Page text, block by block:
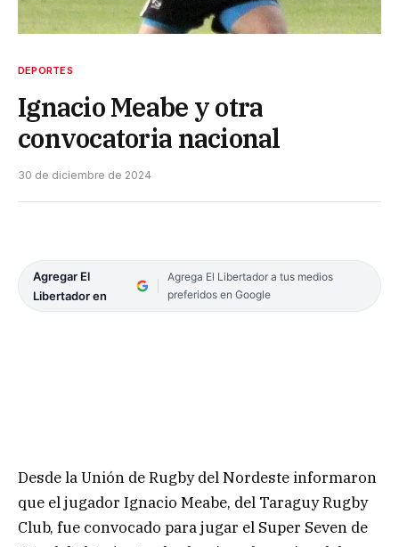
DEPORTES
Ignacio Meabe y otra
convocatoria nacional
30 de diciembre de 2024
Agregar El
Libertador en
Agrega El Libertador a tus medios
preferidos en Google
Desde la Unión de Rugby del Nordeste informaron
que el jugador Ignacio Meabe, del Taraguy Rugby
Club, fue convocado para jugar el Super Seven de